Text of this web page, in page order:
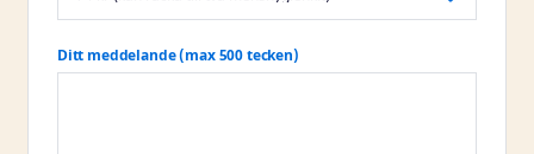
Ditt meddelande (max 500 tecken)